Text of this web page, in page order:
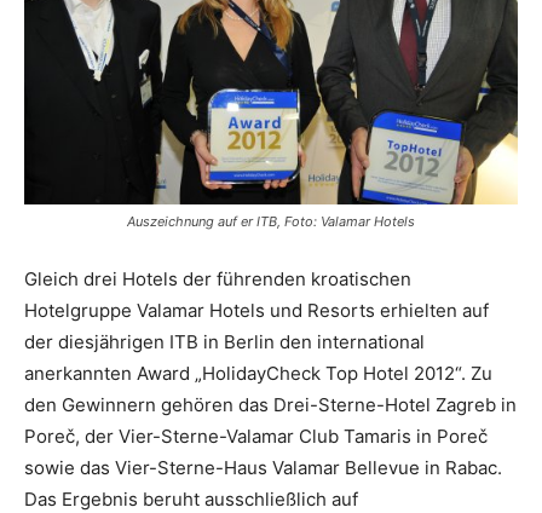
Auszeichnung auf er ITB, Foto: Valamar Hotels
Gleich drei Hotels der führenden kroatischen
Hotelgruppe Valamar Hotels und Resorts erhielten auf
der diesjährigen ITB in Berlin den internatio­nal
anerkannten Award „HolidayCheck Top Hotel 2012“. Zu
den Gewinnern gehören das Drei-Sterne-Hotel Zagreb in
Poreč, der Vier-Sterne-Valamar Club Tamaris in Poreč
sowie das Vier-Sterne-Haus Valamar Bellevue in Rabac.
Das Ergebnis beruht aus­schließlich auf